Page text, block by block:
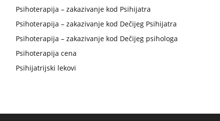
Psihoterapija – zakazivanje kod Psihijatra
Psihoterapija – zakazivanje kod Dečijeg Psihijatra
Psihoterapija – zakazivanje kod Dečijeg psihologa
Psihoterapija cena
Psihijatrijski lekovi